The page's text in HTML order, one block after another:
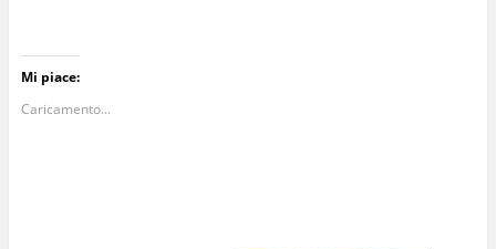
Mi piace:
Caricamento...